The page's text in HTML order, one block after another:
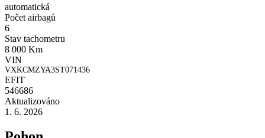
automatická
Počet airbagů
6
Stav tachometru
8 000 Km
VIN
VXKCMZYA3ST071436
EFIT
546686
Aktualizováno
1. 6. 2026